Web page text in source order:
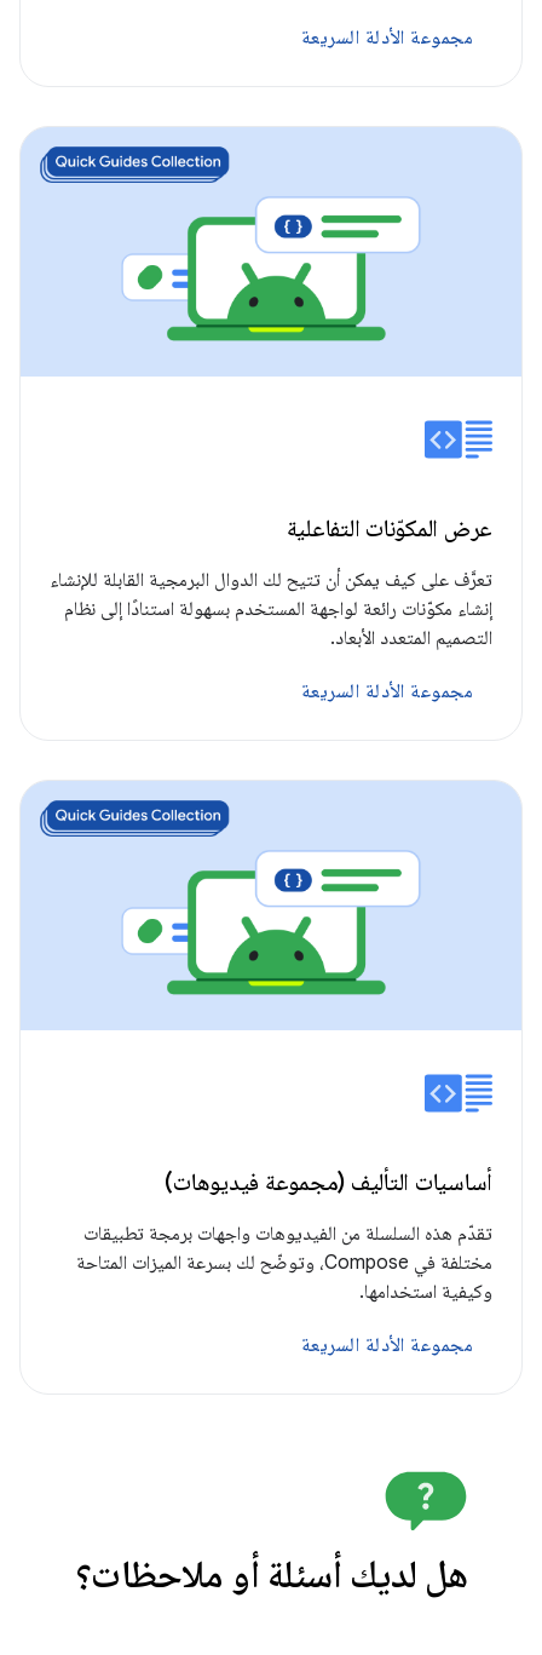
مجموعة الأدلة السريعة
عرض المكوّنات التفاعلية
تعرَّف على كيف يمكن أن تتيح لك الدوال البرمجية القابلة للإنشاء
إنشاء مكوّنات رائعة لواجهة المستخدم بسهولة استنادًا إلى نظام
التصميم المتعدد الأبعاد.
مجموعة الأدلة السريعة
أساسيات التأليف (مجموعة فيديوهات)
تقدّم هذه السلسلة من الفيديوهات واجهات برمجة تطبيقات
مختلفة في Compose، وتوضّح لك بسرعة الميزات المتاحة
وكيفية استخدامها.
مجموعة الأدلة السريعة
هل لديك أسئلة أو ملاحظات؟